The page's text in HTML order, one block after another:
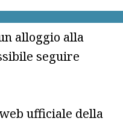
alloggio alla
seguire
ufficiale della